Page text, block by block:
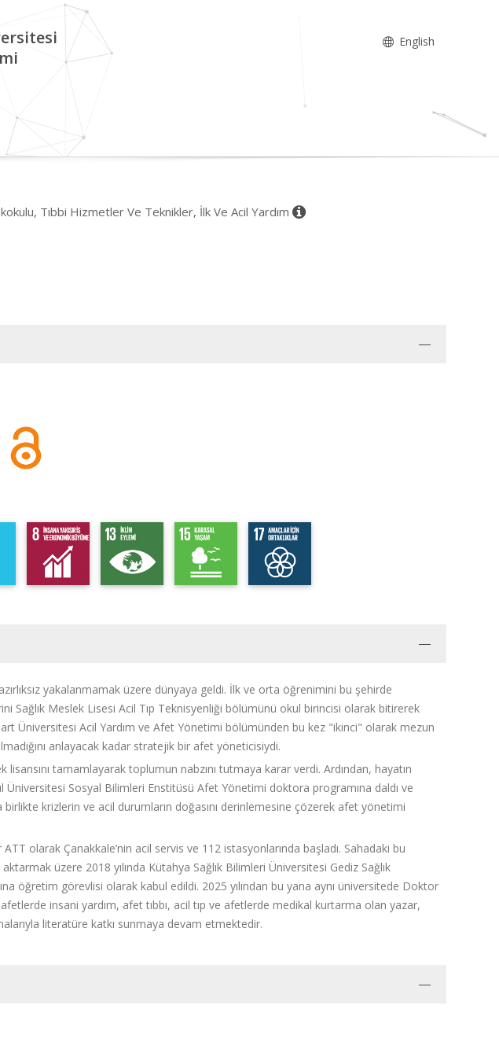
English
Tıbbi Hizmetler Ve Teknikler, İlk Ve Acil Yardım
yakalanmamak üzere dünyaya geldi. İlk ve orta öğrenimini bu şehirde
Sağlık Meslek Lisesi Acil Tıp Teknisyenliği bölümünü okul birincisi olarak bitirerek
Üniversitesi Acil Yardım ve Afet Yönetimi bölümünden bu kez "ikinci" olarak mezun
anlayacak kadar stratejik bir afet yöneticisiydi.
lisansını tamamlayarak toplumun nabzını tutmaya karar verdi. Ardından, hayatın
Sosyal Bilimleri Enstitüsü Afet Yönetimi doktora programına daldı ve
birlikte krizlerin ve acil durumların doğasını derinlemesine çözerek afet yönetimi
olarak Çanakkale’nin acil servis ve 112 istasyonlarında başladı. Sahadaki bu
üzere 2018 yılında Kütahya Sağlık Bilimleri Üniversitesi Gediz Sağlık
öğretim görevlisi olarak kabul edildi. 2025 yılından bu yana aynı üniversitede Doktor
insani yardım, afet tıbbı, acil tıp ve afetlerde medikal kurtarma olan yazar,
literatüre katkı sunmaya devam etmektedir.